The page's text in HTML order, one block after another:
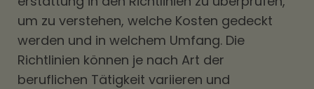
um zu verstehen, welche Kosten gedeckt
werden und in welchem Umfang. Die
Richtlinien können je nach Art der
beruflichen Tätigkeit variieren und